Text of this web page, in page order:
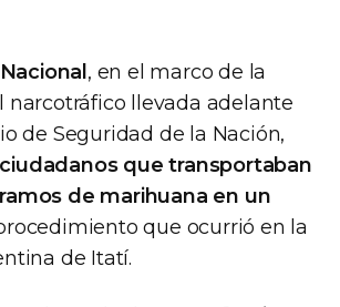
, en el marco de la
narcotráfico llevada adelante
de Seguridad de la Nación,
que transportaban
de marihuana en un
que ocurrió en la
de Itatí.